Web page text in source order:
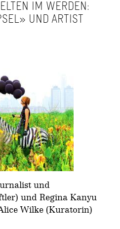
IM WERDEN:
UND ARTIST
und
und Regina Kanyu
Wilke (Kuratorin)